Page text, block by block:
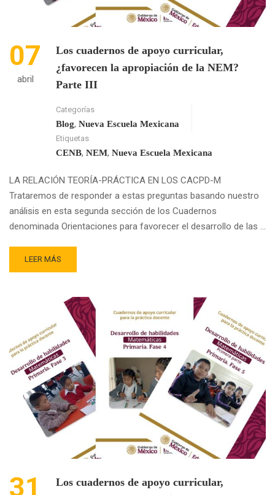
07
abril
Los cuadernos de apoyo curricular,
¿favorecen la apropiación de la NEM?
Parte III
Categorías
Blog, Nueva Escuela Mexicana
Etiquetas
CENB, NEM, Nueva Escuela Mexicana
LA RELACIÓN TEORÍA-PRÁCTICA EN LOS CACPD-M
Trataremos de responder a estas preguntas basando nuestro
análisis en esta segunda sección de los Cuadernos
denominada Orientaciones para favorecer el desarrollo de las …
READ
MORE
CUADERNOS
APOYO
CURRICULAR,
¿FAVORECEN
LA
APROPIACIÓN
DE
LA
NEM?
PARTE
LEER MÁS
31
Los cuadernos de apoyo curricular,